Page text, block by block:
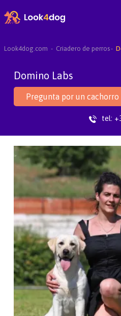
Look4dog.com Criadero de perros
Domino Labs
Pregunta por un cachorro
tel: